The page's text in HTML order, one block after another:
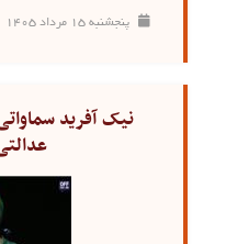
پنجشنبه ۱۵ مرداد ۱۴۰۵
نیک آفرید